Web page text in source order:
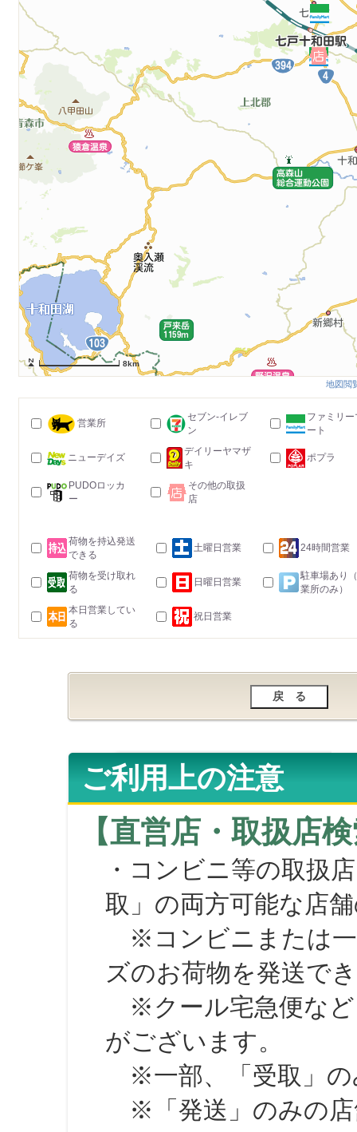
8km
地図閲
営業所
セブン-イレブ
ン
ファミリー
ート
ニューデイズ
デイリーヤマザ
キ
ポプラ
PUDOロッカ
ー
その他の取扱
店
荷物を持込発送
できる
土曜日営業 24時間営業
荷物を受け取れ
る
日曜日営業
駐車場あり
業所のみ）
本日営業してい
る
祝日営業
ご利用上の注意
【直営店・取扱店
・コンビニ等の取扱
取」の両方可能な店
※コンビニまたは一
ズのお荷物を発送で
※クール宅急便など
がございます。
※一部、「受取」の
※「発送」のみの店